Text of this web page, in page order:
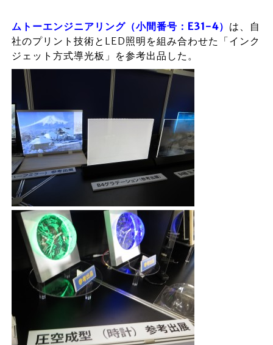
ムトーエンジニアリング（小間番号：E31-4） は、自
社のプリント技術とLED照明を組み合わせた「インク
ジェット方式導光板」を参考出品した。